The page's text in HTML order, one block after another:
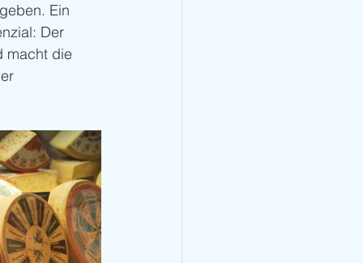
Ein
Der
macht die